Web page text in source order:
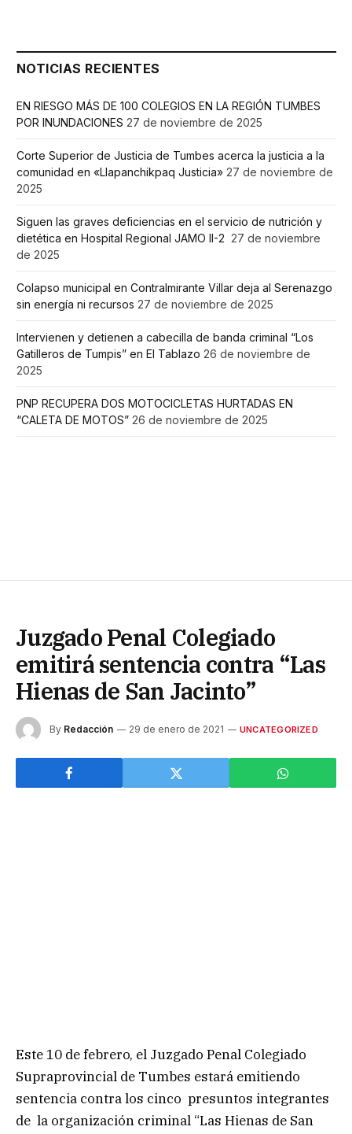
NOTICIAS RECIENTES
EN RIESGO MÁS DE 100 COLEGIOS EN LA REGIÓN TUMBES
POR INUNDACIONES 27 de noviembre de 2025
Corte Superior de Justicia de Tumbes acerca la justicia a la
comunidad en «Llapanchikpaq Justicia» 27 de noviembre de
2025
Siguen las graves deficiencias en el servicio de nutrición y
dietética en Hospital Regional JAMO II-2 27 de noviembre
de 2025
Colapso municipal en Contralmirante Villar deja al Serenazgo
sin energía ni recursos 27 de noviembre de 2025
Intervienen y detienen a cabecilla de banda criminal “Los
Gatilleros de Tumpis” en El Tablazo 26 de noviembre de
2025
PNP RECUPERA DOS MOTOCICLETAS HURTADAS EN
“CALETA DE MOTOS” 26 de noviembre de 2025
Juzgado Penal Colegiado
emitirá sentencia contra “Las
Hienas de San Jacinto”
By Redacción 29 de enero de 2021 UNCATEGORIZED
Este 10 de febrero, el Juzgado Penal Colegiado
Supraprovincial de Tumbes estará emitiendo
sentencia contra los cinco presuntos integrantes
de la organización criminal “Las Hienas de San